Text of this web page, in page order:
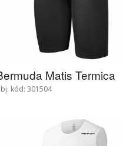
Matis Termica
kód: 301504